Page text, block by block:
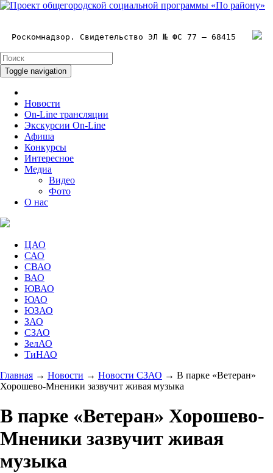
Роскомнадзор. Свидетельство ЭЛ № ФС 77 – 68415
Toggle navigation
Новости
On-Line трансляции
Экскурсии On-Line
Афиша
Конкурсы
Интересное
Медиа
Видео
Фото
О нас
ЦАО
САО
СВАО
ВАО
ЮВАО
ЮАО
ЮЗАО
ЗАО
СЗАО
ЗелАО
ТиНАО
Главная → Новости → Новости СЗАО → В парке «Ветеран»
Хорошево-Мненики зазвучит живая музыка
В парке «Ветеран» Хорошево-
Мненики зазвучит живая
музыка